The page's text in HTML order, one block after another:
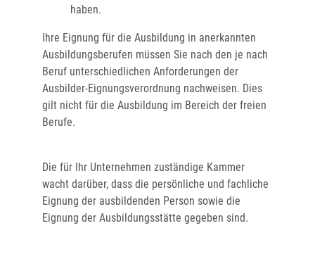
haben.
Ihre Eignung für die Ausbildung in anerkannten
Ausbildungsberufen müssen Sie nach den je nach
Beruf unterschiedlichen Anforderungen der
Ausbilder-Eignungsverordnung nachweisen. Dies
gilt nicht für die Ausbildung im Bereich der freien
Berufe.
Die für Ihr Unternehmen zuständige Kammer
wacht darüber, dass die persönliche und fachliche
Eignung der ausbildenden Person sowie die
Eignung der Ausbildungsstätte gegeben sind.